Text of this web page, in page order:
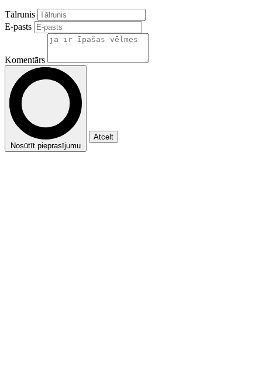
Tālrunis
E-pasts
Komentārs
Nosūtīt pieprasījumu
Atcelt